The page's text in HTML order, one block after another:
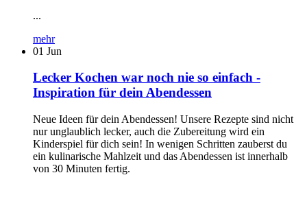
...
mehr
01 Jun
Lecker Kochen war noch nie so einfach -
Inspiration für dein Abendessen
Neue Ideen für dein Abendessen! Unsere Rezepte sind nicht
nur unglaublich lecker, auch die Zubereitung wird ein
Kinderspiel für dich sein! In wenigen Schritten zauberst du
ein kulinarische Mahlzeit und das Abendessen ist innerhalb
von 30 Minuten fertig.